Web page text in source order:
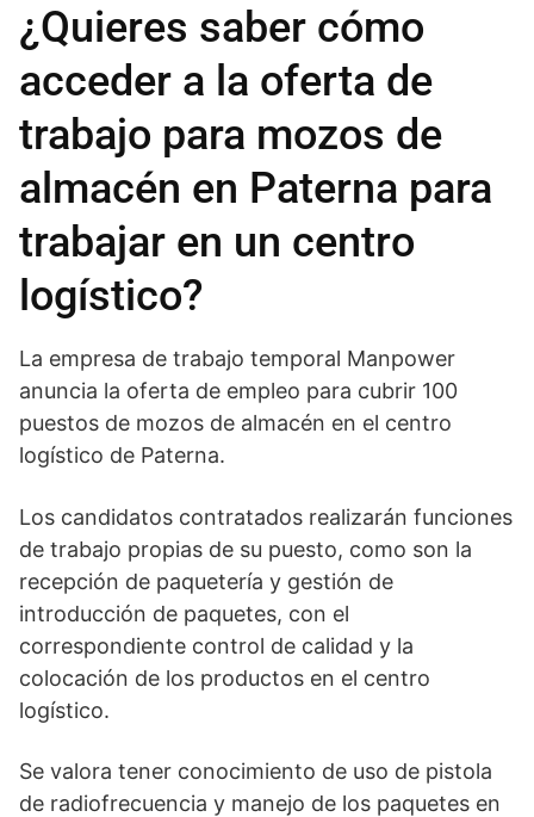
¿Quieres saber cómo
acceder a la oferta de
trabajo para mozos de
almacén en Paterna para
trabajar en un centro
logístico?
La empresa de trabajo temporal Manpower
anuncia la oferta de empleo para cubrir 100
puestos de mozos de almacén en el centro
logístico de Paterna.
Los candidatos contratados realizarán funciones
de trabajo propias de su puesto, como son la
recepción de paquetería y gestión de
introducción de paquetes, con el
correspondiente control de calidad y la
colocación de los productos en el centro
logístico.
Se valora tener conocimiento de uso de pistola
de radiofrecuencia y manejo de los paquetes en